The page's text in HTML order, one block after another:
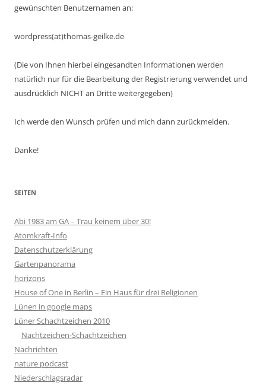
gewünschten Benutzernamen an:
wordpress(at)thomas-geilke.de
(Die von Ihnen hierbei eingesandten Informationen werden
natürlich nur für die Bearbeitung der Registrierung verwendet und
ausdrücklich NICHT an Dritte weitergegeben)
Ich werde den Wunsch prüfen und mich dann zurückmelden.
Danke!
SEITEN
Abi 1983 am GA – Trau keinem über 30!
Atomkraft-Info
Datenschutzerklärung
Gartenpanorama
horizons
House of One in Berlin – Ein Haus für drei Religionen
Lünen in google maps
Lüner Schachtzeichen 2010
Nachtzeichen-Schachtzeichen
Nachrichten
nature podcast
Niederschlagsradar